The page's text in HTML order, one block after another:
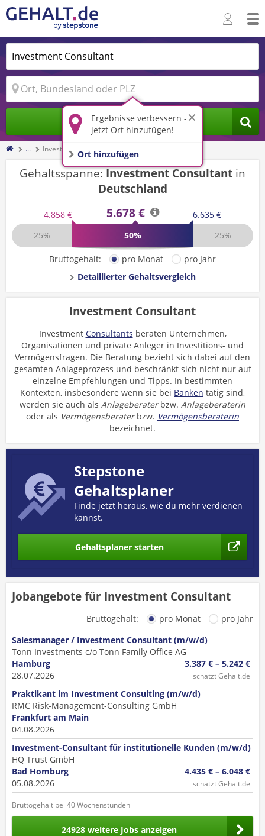
Ergebnisse verbessern -
jetzt Ort hinzufügen!
Ort hinzufügen
Jobs finden
... Investment Consultant
Gehaltsspanne:Investment Consultant in
Deutschland
4.858 € 5.678 €
6.635 €
25%
50% 25%
Bruttogehalt: pro Monat
pro Jahr
Detaillierter Gehaltsvergleich
Investment Consultant
Investment Consultants beraten Unternehmen,
Organisationen und private Anleger in Investitions- und
Vermögensfragen. Die Beratung bezieht sich dabei auf den
gesamten Anlageprozess und beschränkt sich nicht nur auf
einzelne Empfehlungen und Tipps. In bestimmten
Kontexten, insbesondere wenn sie bei Banken tätig sind,
werden sie auch als Anlageberaterbzw. Anlageberaterin
oder als Vermögensberaterbzw. Vermögensberaterin
bezeichnet.
Stepstone
Gehaltsplaner
Finde jetzt heraus, wie du mehr verdienen
kannst.
Gehaltsplaner starten
Jobangebote für Investment Consultant
Bruttogehalt: pro Monat
pro Jahr
Salesmanager / Investment Consultant (m/w/d)
Tonn Investments c/o Tonn Family Office AG
Hamburg
28.07.2026
3.387 € – 5.242 €
schätzt Gehalt.de
Praktikant im Investment Consulting (m/w/d)
RMC Risk-Management-Consulting GmbH
Frankfurt am Main
04.08.2026
Investment-Consultant für institutionelle Kunden (m/w/d)
HQ Trust GmbH
Bad Homburg
05.08.2026
4.435 € – 6.048 €
schätzt Gehalt.de
Bruttogehalt bei 40 Wochenstunden
24928 weitere Jobs anzeigen